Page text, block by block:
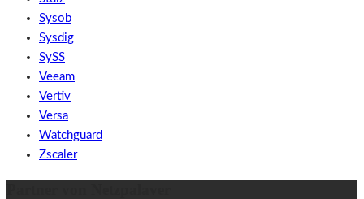
Sysob
Sysdig
SySS
Veeam
Vertiv
Versa
Watchguard
Zscaler